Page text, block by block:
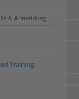
& Anmeldung
Training